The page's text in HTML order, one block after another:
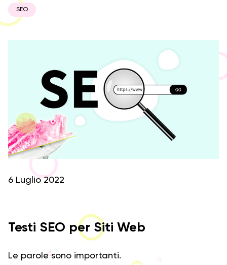
SEO
6 Luglio 2022
Testi SEO per Siti Web
Le parole sono importanti.